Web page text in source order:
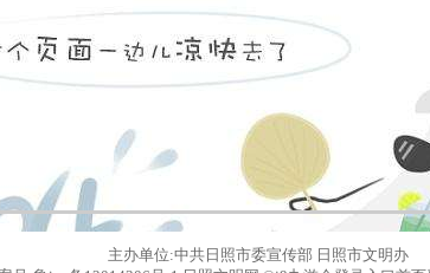
主办单位:中共日照市委宣传部 日照市文明办